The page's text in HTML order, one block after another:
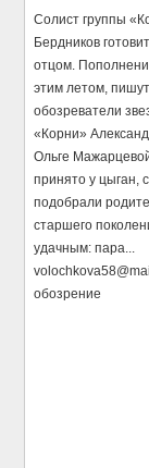
Солист группы
Бердников
отцом.
этим летом,
обозреватели
«Корни»
Ольге
принято у цыган,
подобрали
старшего
удачным: пара...
обозрение